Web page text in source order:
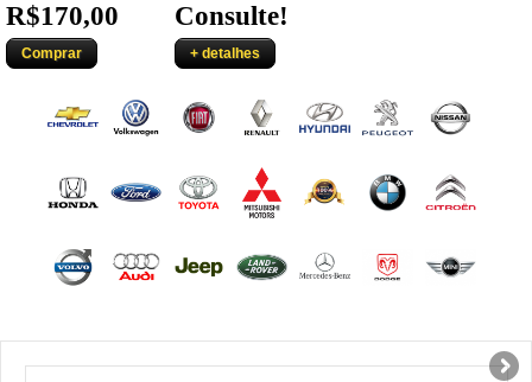
R$170,00
Comprar
Consulte!
+ detalhes